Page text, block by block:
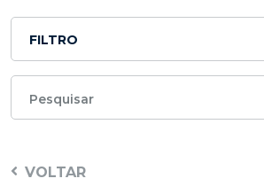
FILTRO
Pesquisar
VOLTAR